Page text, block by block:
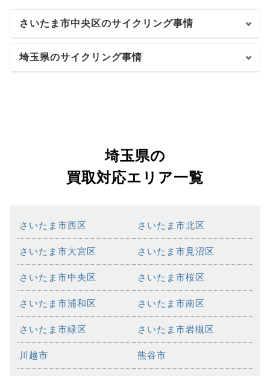
さいたま市中央区のサイクリング事情
埼玉県のサイクリング事情
埼玉県の
買取対応エリア一覧
さいたま市西区 さいたま市北区
さいたま市大宮区 さいたま市見沼区
さいたま市中央区 さいたま市桜区
さいたま市浦和区 さいたま市南区
さいたま市緑区 さいたま市岩槻区
川越市 熊谷市